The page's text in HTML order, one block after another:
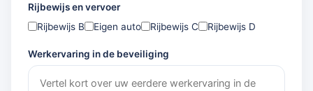
Rijbewijs en vervoer
Rijbewijs B
Eigen auto Rijbewijs C Rijbewijs D
Werkervaring in de beveiliging